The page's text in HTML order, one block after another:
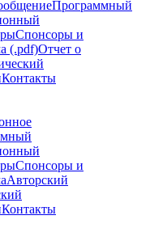
Программный
Спонсоры и
(.pdf)Отчет о
Контакты
Спонсоры и
Авторский
Контакты